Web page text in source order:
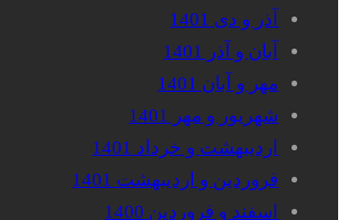
آذر و دی 1401
آبان و آذر 1401
مهر و آبان 1401
شهریور و مهر 1401
اردیبهشت و خرداد 1401
فروردین و اردیبهشت 1401
اسفند و فروردین 1400